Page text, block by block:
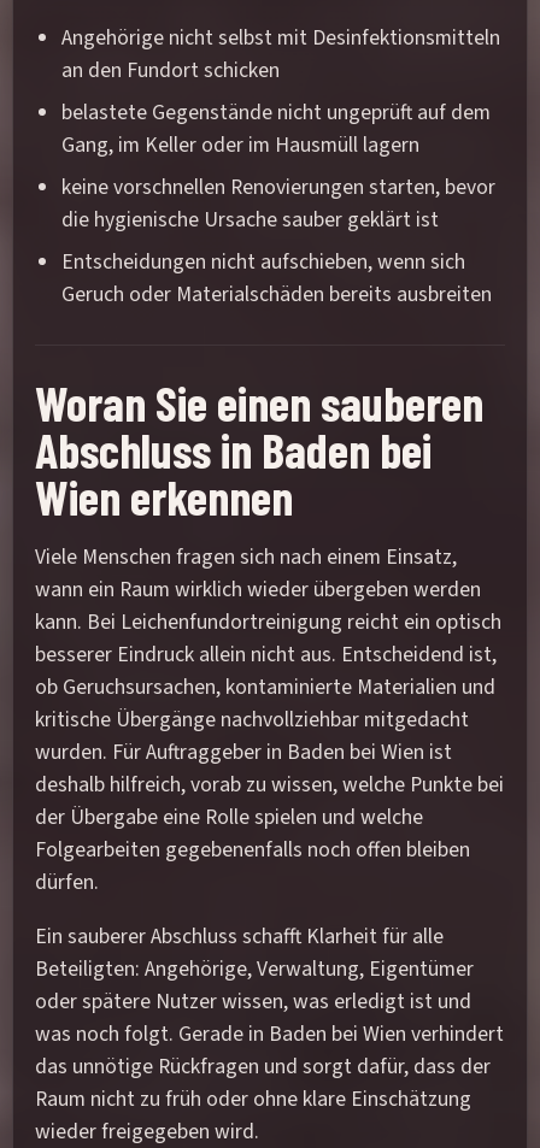
Angehörige nicht selbst mit Desinfektionsmitteln
an den Fundort schicken
belastete Gegenstände nicht ungeprüft auf dem
Gang, im Keller oder im Hausmüll lagern
keine vorschnellen Renovierungen starten, bevor
die hygienische Ursache sauber geklärt ist
Entscheidungen nicht aufschieben, wenn sich
Geruch oder Materialschäden bereits ausbreiten
Woran Sie einen sauberen
Abschluss in Baden bei
Wien erkennen
Viele Menschen fragen sich nach einem Einsatz,
wann ein Raum wirklich wieder übergeben werden
kann. Bei Leichenfundortreinigung reicht ein optisch
besserer Eindruck allein nicht aus. Entscheidend ist,
ob Geruchsursachen, kontaminierte Materialien und
kritische Übergänge nachvollziehbar mitgedacht
wurden. Für Auftraggeber in Baden bei Wien ist
deshalb hilfreich, vorab zu wissen, welche Punkte bei
der Übergabe eine Rolle spielen und welche
Folgearbeiten gegebenenfalls noch offen bleiben
dürfen.
Ein sauberer Abschluss schafft Klarheit für alle
Beteiligten: Angehörige, Verwaltung, Eigentümer
oder spätere Nutzer wissen, was erledigt ist und
was noch folgt. Gerade in Baden bei Wien verhindert
das unnötige Rückfragen und sorgt dafür, dass der
Raum nicht zu früh oder ohne klare Einschätzung
wieder freigegeben wird.